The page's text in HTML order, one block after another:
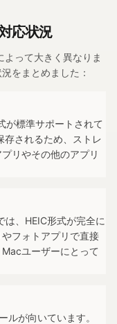
応状況
って大きく異なりま
をまとめました：
が標準サポートされて
存されるため、ストレ
リやその他のアプリ
、HEIC形式が完全に
フォトアプリで直接
ユーザーにとって
ルが向いています。